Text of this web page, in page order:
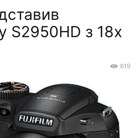
S2950HD з 18х
619